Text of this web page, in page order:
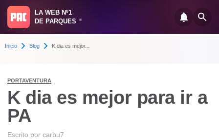
LA WEB Nº1
DE PARQUES
®
Inicio Blog K dia es mejor...
PORTAVENTURA
K dia es mejor para ir a
PA
Escrito por carbu7